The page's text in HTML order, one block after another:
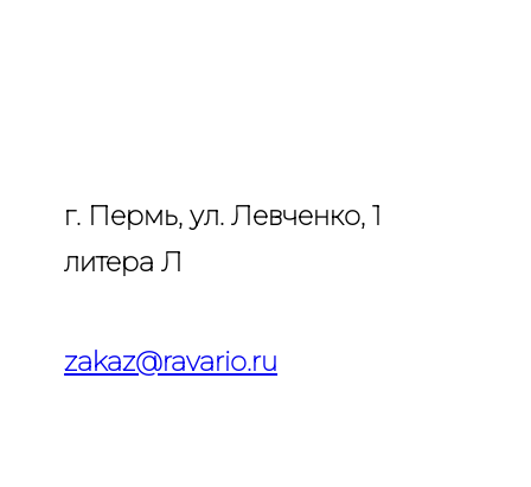
г. Пермь, ул. Левченко, 1
литера Л
zakaz@ravario.ru